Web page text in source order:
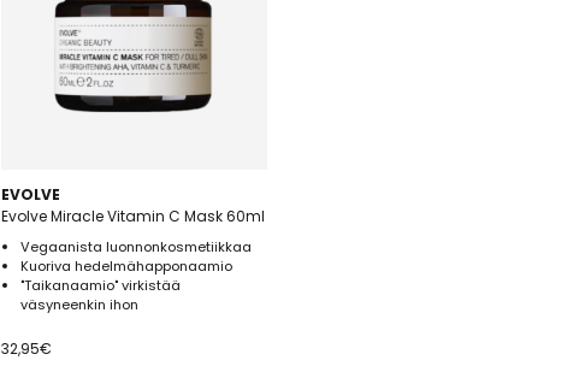
EVOLVE
Evolve Miracle Vitamin C Mask 60ml
Vegaanista luonnonkosmetiikkaa
Kuoriva hedelmähapponaamio
"Taikanaamio" virkistää
väsyneenkin ihon
32,95€